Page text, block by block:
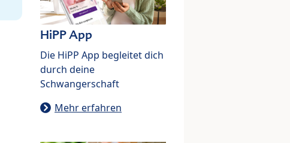
HiPP App
Die HiPP App begleitet dich
durch deine
Schwangerschaft
Mehr erfahren